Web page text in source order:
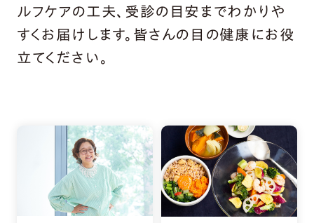
ルフケアの工夫、受診の目安までわかりや
すくお届けします。皆さんの目の健康にお役
立てください。